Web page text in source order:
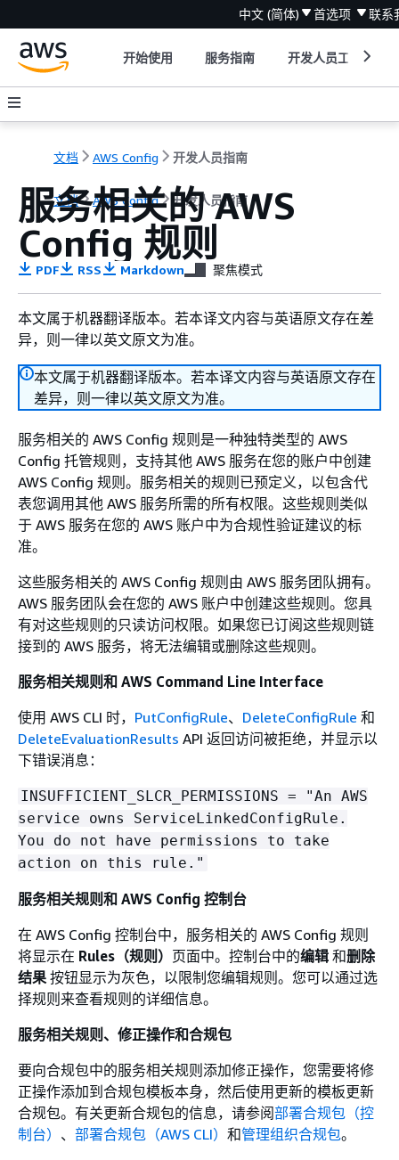
中文 (简体) 首选项 联系
开始使用 服务指南 开发人员工具
文档 AWS Config 开发人员指南
文档 AWS Config 开发人员指南
服务相关的 AWS
Config 规则
PDF RSS Markdown 聚焦模式
本文属于机器翻译版本。若本译文内容与英语原文存在差
异，则一律以英文原文为准。
本文属于机器翻译版本。若本译文内容与英语原文存在
差异，则一律以英文原文为准。
服务相关的 AWS Config 规则是一种独特类型的 AWS
Config 托管规则，支持其他 AWS 服务在您的账户中创建
AWS Config 规则。服务相关的规则已预定义，以包含代
表您调用其他 AWS 服务所需的所有权限。这些规则类似
于 AWS 服务在您的 AWS 账户中为合规性验证建议的标
准。
这些服务相关的 AWS Config 规则由 AWS 服务团队拥有。
AWS 服务团队会在您的 AWS 账户中创建这些规则。您具
有对这些规则的只读访问权限。如果您已订阅这些规则链
接到的 AWS 服务，将无法编辑或删除这些规则。
服务相关规则和 AWS Command Line Interface
使用 AWS CLI 时， PutConfigRule、 DeleteConfigRule 和
DeleteEvaluationResults API 返回访问被拒绝，并显示以
下错误消息：
INSUFFICIENT_SLCR_PERMISSIONS = "An AWS
service owns ServiceLinkedConfigRule.
You do not have permissions to take
action on this rule."
服务相关规则和 AWS Config 控制台
在 AWS Config 控制台中，服务相关的 AWS Config 规则
将显示在 Rules（规则） 页面中。控制台中的编辑 和删除
结果按钮显示为灰色，以限制您编辑规则。您可以通过选
择规则来查看规则的详细信息。
服务相关规则、修正操作和合规包
要向合规包中的服务相关规则添加修正操作，您需要将修
正操作添加到合规包模板本身，然后使用更新的模板更新
合规包。有关更新合规包的信息，请参阅部署合规包（控
制台） 、 部署合规包（AWS CLI） 和管理组织合规包。